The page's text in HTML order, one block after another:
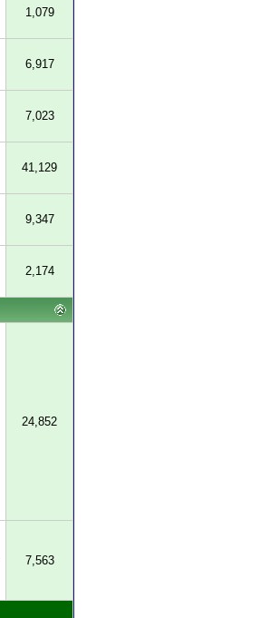
1,079
6,917
7,023
41,129
9,347
2,174
24,852
7,563